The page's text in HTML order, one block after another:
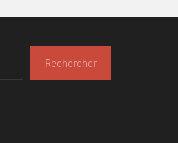
Rechercher